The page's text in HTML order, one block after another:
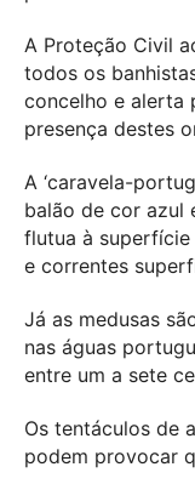
A Proteção Civil
todos os
concelho e alerta
presença destes
A ‘caravela-
balão de cor azul
flutua à
e correntes
Já as medusas
nas águas
entre um a sete
Os tentáculos de
podem provocar